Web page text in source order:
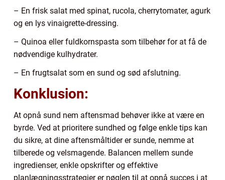
– En frisk salat med spinat, rucola, cherrytomater, agurk
og en lys vinaigrette-dressing.
– Quinoa eller fuldkornspasta som tilbehør for at få de
nødvendige kulhydrater.
– En frugtsalat som en sund og sød afslutning.
Konklusion:
At opnå sund nem aftensmad behøver ikke at være en
byrde. Ved at prioritere sundhed og følge enkle tips kan
du sikre, at dine aftensmåltider er sunde, nemme at
tilberede og velsmagende. Balancen mellem sunde
ingredienser, enkle opskrifter og effektive
planlægningsstrategier er nøglen til at opnå succes i at